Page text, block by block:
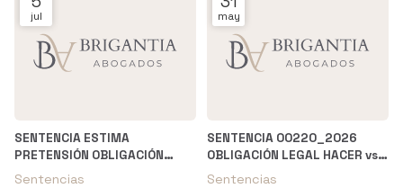
jul
SENTENCIA ESTIMA
PRETENSIÓN OBLIGACIÓN
LEGAL DE HACER vs.
Sentencias
may
SENTENCIA 00220_2026
OBLIGACIÓN LEGAL HACER vs.
UNICAJA - JDO. PRIMERA
Sentencias